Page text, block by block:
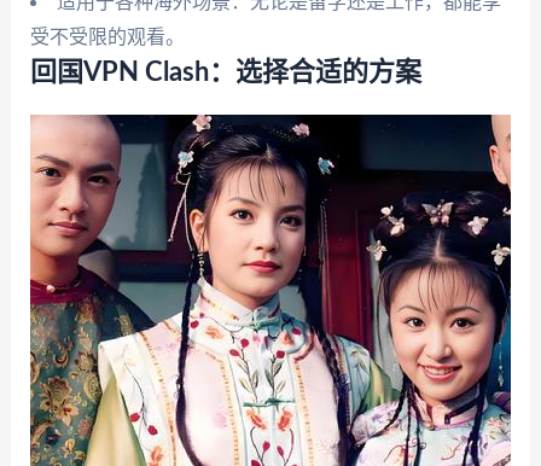
受不受限的观看。
回国VPN Clash：选择合适的方案